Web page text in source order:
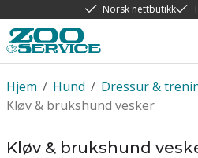
Norsk nettbutikk
/
Hjem /
Hund
Dressur &
Kløv & brukshund vesker
Kløv & brukshund